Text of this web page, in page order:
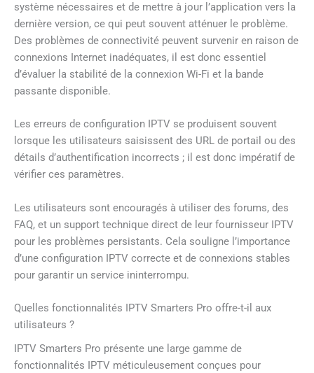
système nécessaires et de mettre à jour l’application vers la
dernière version, ce qui peut souvent atténuer le problème.
Des problèmes de connectivité peuvent survenir en raison de
connexions Internet inadéquates, il est donc essentiel
d’évaluer la stabilité de la connexion Wi-Fi et la bande
passante disponible.
Les erreurs de configuration IPTV se produisent souvent
lorsque les utilisateurs saisissent des URL de portail ou des
détails d’authentification incorrects ; il est donc impératif de
vérifier ces paramètres.
Les utilisateurs sont encouragés à utiliser des forums, des
FAQ, et un support technique direct de leur fournisseur IPTV
pour les problèmes persistants. Cela souligne l’importance
d’une configuration IPTV correcte et de connexions stables
pour garantir un service ininterrompu.
Quelles fonctionnalités IPTV Smarters Pro offre-t-il aux
utilisateurs ?
IPTV Smarters Pro présente une large gamme de
fonctionnalités IPTV méticuleusement conçues pour